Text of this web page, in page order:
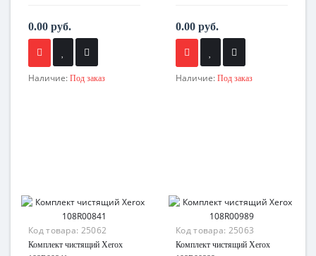
0.00 руб.
Наличие: Под заказ
0.00 руб.
Наличие: Под заказ
Код товара: 25062
Комплект чистящий Xerox
Код товара: 25063
Комплект чистящий Xerox